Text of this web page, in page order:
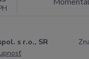
s r.o., SR